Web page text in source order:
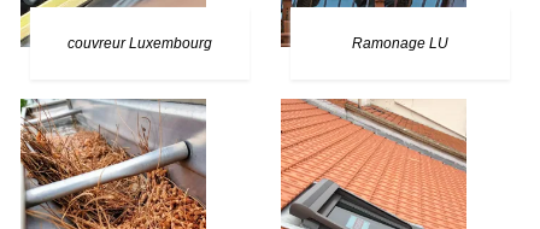
couvreur Luxembourg Ramonage LU